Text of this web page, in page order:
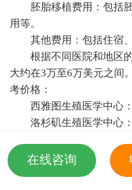
胚胎移植费用：包括胚
用等。
其他费用：包括住宿、
根据不同医院和地区的
大约在3万至6万美元之间
考价格：
西雅图生殖医学中心：
洛杉矶生殖医学中心：
性价比高的试管医院
在选择性价比高的试管
在线咨询